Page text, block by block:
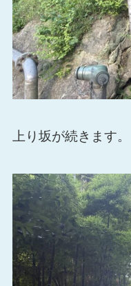
上り坂が続きます。